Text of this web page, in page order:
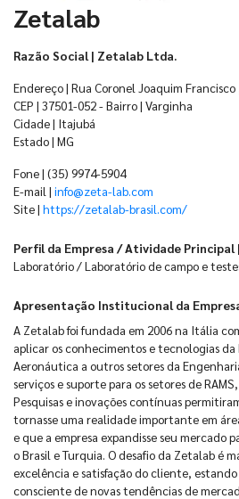
Zetalab
Razão Social | Zetalab Ltda.
Endereço | Rua Coronel Joaquim Francisco
CEP | 37501-052 - Bairro | Varginha
Cidade | Itajubá
Estado | MG
Fone | (35) 9974-5904
E-mail | info@zeta-lab.com
Site | https://zetalab-brasil.com/
Perfil da Empresa / Atividade Principal |
Laboratório / Laboratório de campo e
Apresentação Institucional da
A Zetalab foi fundada em 2006 na Itália
aplicar os conhecimentos e tecnologias da
Aeronáutica a outros setores da
serviços e suporte para os setores de
Pesquisas e inovações contínuas
tornasse uma realidade importante em
e que a empresa expandisse seu mercado
o Brasil e Turquia. O desafio da Zetalab é
excelência e satisfação do cliente,
consciente de novas tendências de